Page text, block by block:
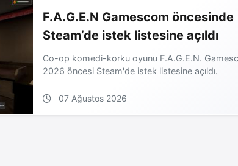
F.A.G.E.N Gamescom öncesinde
Steam’de istek listesine açıldı
Co-op komedi-korku oyunu F.A.G.E.N.
2026 öncesi Steam'de istek listesine açıldı.
07 Ağustos 2026